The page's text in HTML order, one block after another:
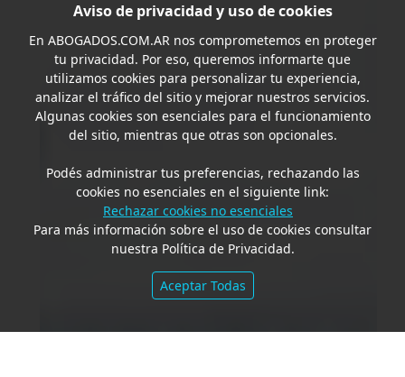
Aviso de privacidad y uso de cookies
En ABOGADOS.COM.ARnos comprometemos en proteger
tu privacidad. Por eso, queremos informarte que
utilizamos cookies para personalizar tu experiencia,
analizar el tráfico del sitio y mejorar nuestros servicios.
Algunas cookies son esenciales para el funcionamiento
del sitio, mientras que otras son opcionales.
Podés administrar tus preferencias, rechazando las
cookies no esenciales en el siguiente link:
Rechazar cookies no esenciales
Para más información sobre el uso de cookies consultar
nuestra Política de Privacidad.
Aceptar Todas